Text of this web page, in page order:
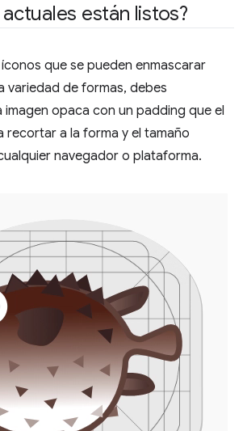
están listos?
que se pueden enmascarar
variedad de formas, debes
opaca con un padding que el
recortar a la forma y el tamaño
navegador o plataforma.